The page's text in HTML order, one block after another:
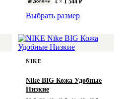
4 × 1 544 ₽
Выбрать размер
NIKE
Nike BIG Кожа Удобные
Низкие